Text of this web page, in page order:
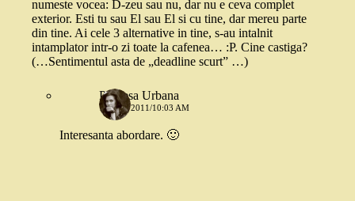
numeste vocea: D-zeu sau nu, dar nu e ceva complet
exterior. Esti tu sau El sau El si cu tine, dar mereu parte
din tine. Ai cele 3 alternative in tine, s-au intalnit
intamplator intr-o zi toate la cafenea… :P. Cine castiga?
(…Sentimentul asta de „deadline scurt” …)
Printesa Urbana
10 MAI 2011/10:03 AM
Interesanta abordare. 🙂